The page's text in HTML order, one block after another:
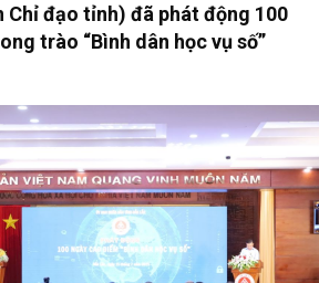
Chỉ đạo tỉnh) đã phát động 100
trào “Bình dân học vụ số”